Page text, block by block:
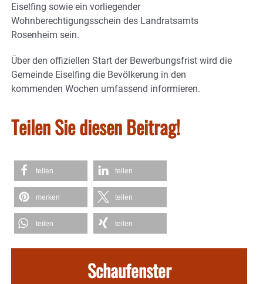
Eiselfing sowie ein vorliegender
Wohnberechtigungsschein des Landratsamts
Rosenheim sein.
Über den offiziellen Start der Bewerbungsfrist wird die
Gemeinde Eiselfing die Bevölkerung in den
kommenden Wochen umfassend informieren.
Teilen Sie diesen Beitrag!
teilen teilen
merken teilen
teilen teilen
Schaufenster